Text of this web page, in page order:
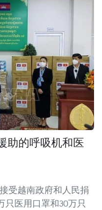
助的呼吸机和医
受越南政府和人民捐
只医用口罩和30万只